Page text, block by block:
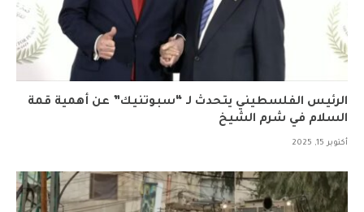
الرئيس الفلسطيني يتحدث لـ “سبوتنيك” عن أهمية قمة
السلام في شرم الشيخ
أكتوبر 15, 2025